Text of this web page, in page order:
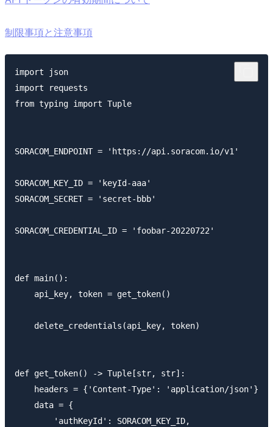
制限事項と注意事項
import json
import requests
from typing import Tuple
SORACOM_ENDPOINT = 'https://api.soracom.io/v1'
SORACOM_KEY_ID = 'keyId-aaa'
SORACOM_SECRET = 'secret-bbb'
SORACOM_CREDENTIAL_ID = 'foobar-20220722'
def main():
    api_key, token = get_token()
    delete_credentials(api_key, token)
def get_token() -> Tuple[str, str]:
    headers = {'Content-Type': 'application/json'}
    data = {
        'authKeyId': SORACOM_KEY_ID,